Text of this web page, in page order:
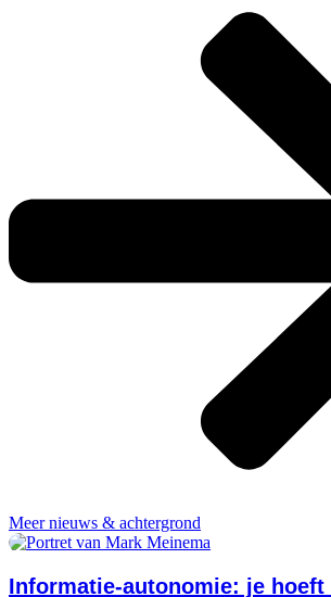
Meer nieuws & achtergrond
Informatie-autonomie: je